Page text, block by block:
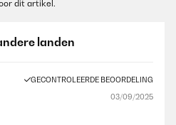
dit artikel.
landen
GECONTROLEERDE BEOORDELING
03/09/2025